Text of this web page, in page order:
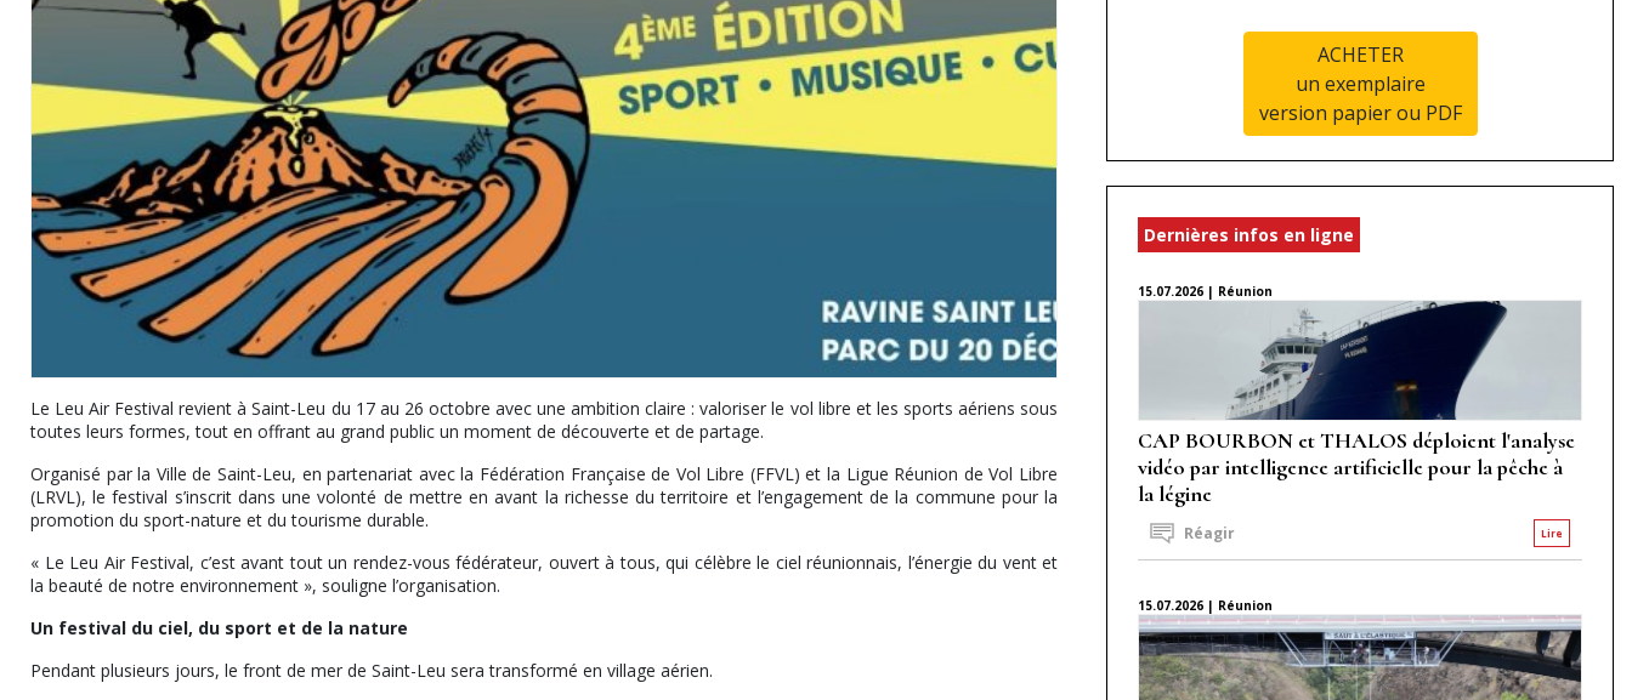
Le Leu Air Festival revient à Saint-Leu du 17 au 26 octobre avec une ambition claire : valoriser le vol libre et les sports aériens sous
toutes leurs formes, tout en offrant au grand public un moment de découverte et de partage.
Organisé par la Ville de Saint-Leu, en partenariat avec la Fédération Française de Vol Libre (FFVL) et la Ligue Réunion de Vol Libre
(LRVL), le festival s’inscrit dans une volonté de mettre en avant la richesse du territoire et l’engagement de la commune pour la
promotion du sport-nature et du tourisme durable.
« Le Leu Air Festival, c’est avant tout un rendez-vous fédérateur, ouvert à tous, qui célèbre le ciel réunionnais, l’énergie du vent et
la beauté de notre environnement », souligne l’organisation.
Un festival du ciel, du sport et de la nature
Pendant plusieurs jours, le front de mer de Saint-Leu sera transformé en village aérien.
ACHETER
un exemplaire
version papier ou PDF
Dernières infos en ligne
15.07.2026 | Réunion
CAP BOURBON et THALOS déploient l'analyse
vidéo par intelligence artificielle pour la pêche à
la légine
Lire
Réagir
15.07.2026 | Réunion